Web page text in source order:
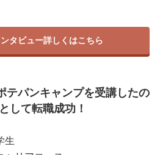
タビュー詳しくはこちら
テパンキャンプを受講したの
して転職成功！
生